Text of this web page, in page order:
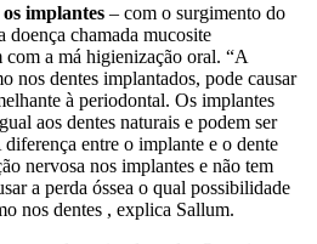
implantes – com o surgimento do
doença chamada mucosite
a má higienização oral. “A
nos dentes implantados, pode causar
à periodontal. Os implantes
aos dentes naturais e podem ser
entre o implante e o dente
nervosa nos implantes e não tem
a perda óssea o qual possibilidade
nos dentes , explica Sallum.